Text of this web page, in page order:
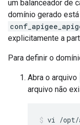
um balanceador de
domínio gerado
explicitamente a
Para definir o
Abra o arquivo
arquivo não
vi /opt/